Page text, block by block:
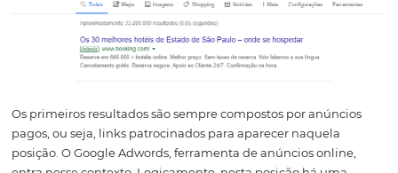
O que astécnicasde
otimização podem fazer
seu site?
Observando a página de resultados de pesquisa no